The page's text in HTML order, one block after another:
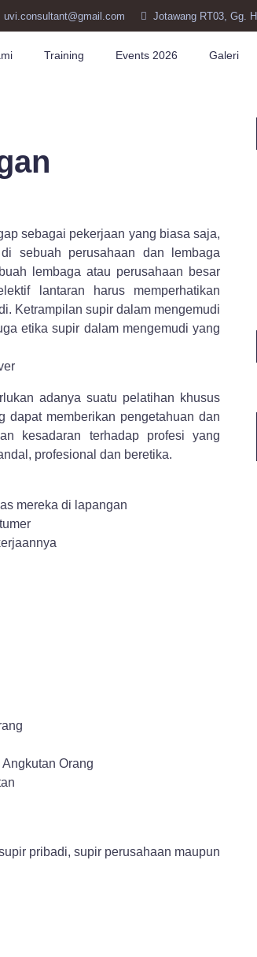
uvi.consultant@gmail.com Jotawang RT03, Gg.
Training Events 2026 Galeri
sebagai pekerjaan yang biasa saja,
sebuah perusahaan dan lembaga
lembaga atau perusahaan besar
lantaran harus memperhatikan
Ketrampilan supir dalam mengemudi
etika supir dalam mengemudi yang
adanya suatu pelatihan khusus
dapat memberikan pengetahuan dan
kesadaran terhadap profesi yang
profesional dan beretika.
mereka di lapangan
Orang
pribadi, supir perusahaan maupun